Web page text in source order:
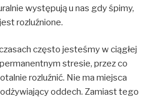
występują u nas gdy śpimy,
rozluźnione.
często jesteśmy w ciągłej
stresie, przez co
rozluźnić. Nie ma miejsca
odżywiający oddech. Zamiast tego